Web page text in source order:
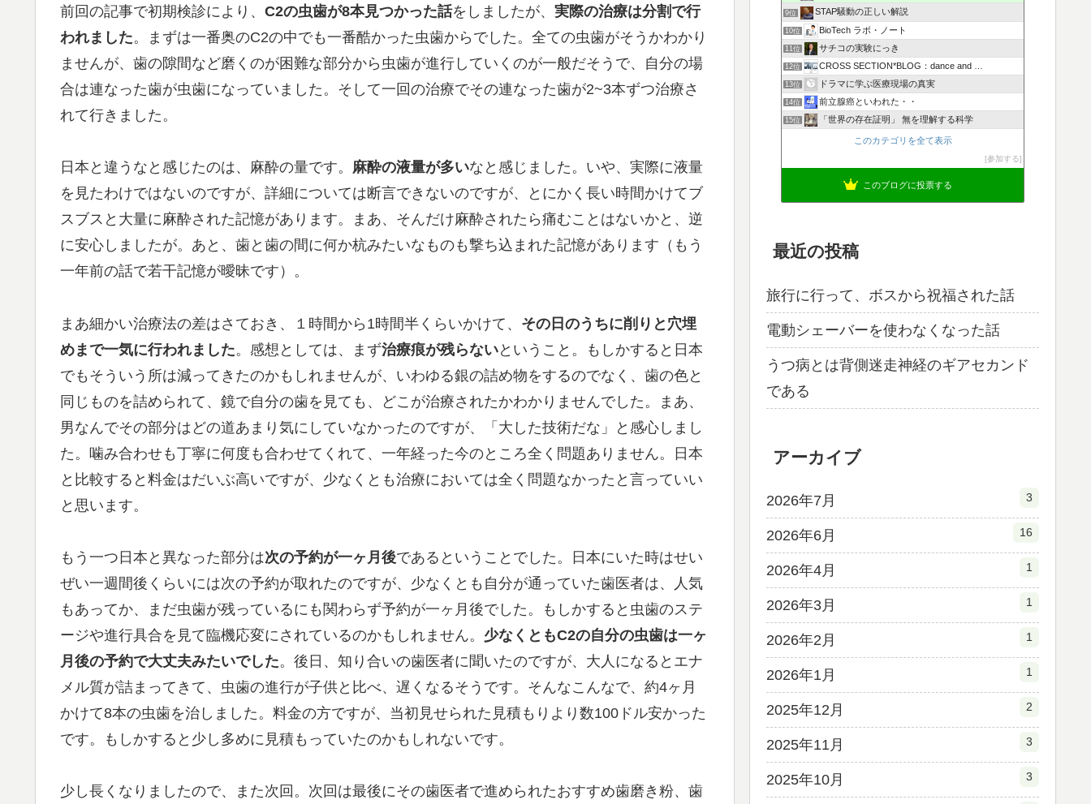
前回の記事で初期検診により、 C2の虫歯が8本見つかった話をしましたが、 実際の治療は分割で行
われました。まずは一番奥のC2の中でも一番酷かった虫歯からでした。全ての虫歯がそうかわかり
ませんが、歯の隙間など磨くのが困難な部分から虫歯が進行していくのが一般だそうで、自分の場
合は連なった歯が虫歯になっていました。そして一回の治療でその連なった歯が2~3本ずつ治療さ
れて行きました。
日本と違うなと感じたのは、麻酔の量です。 麻酔の液量が多いなと感じました。いや、実際に液量
を見たわけではないのですが、詳細については断言できないのですが、とにかく長い時間かけてブ
スブスと大量に麻酔された記憶があります。まあ、そんだけ麻酔されたら痛むことはないかと、逆
に安心しましたが。あと、歯と歯の間に何か杭みたいなものも撃ち込まれた記憶があります（もう
一年前の話で若干記憶が曖昧です）。
まあ細かい治療法の差はさておき、１時間から1時間半くらいかけて、 その日のうちに削りと穴埋
めまで一気に行われました。感想としては、まず治療痕が残らないということ。もしかすると日本
でもそういう所は減ってきたのかもしれませんが、いわゆる銀の詰め物をするのでなく、歯の色と
同じものを詰められて、鏡で自分の歯を見ても、どこが治療されたかわかりませんでした。まあ、
男なんでその部分はどの道あまり気にしていなかったのですが、「大した技術だな」と感心しまし
た。噛み合わせも丁寧に何度も合わせてくれて、一年経った今のところ全く問題ありません。日本
と比較すると料金はだいぶ高いですが、少なくとも治療においては全く問題なかったと言っていい
と思います。
もう一つ日本と異なった部分は次の予約が一ヶ月後であるということでした。日本にいた時はせい
ぜい一週間後くらいには次の予約が取れたのですが、少なくとも自分が通っていた歯医者は、人気
もあってか、まだ虫歯が残っているにも関わらず予約が一ヶ月後でした。もしかすると虫歯のステ
ージや進行具合を見て臨機応変にされているのかもしれません。 少なくともC2の自分の虫歯は一ヶ
月後の予約で大丈夫みたいでした。後日、知り合いの歯医者に聞いたのですが、大人になるとエナ
メル質が詰まってきて、虫歯の進行が子供と比べ、遅くなるそうです。そんなこんなで、約4ヶ月
かけて8本の虫歯を治しました。料金の方ですが、当初見せられた見積もりより数100ドル安かった
です。もしかすると少し多めに見積もっていたのかもしれないです。
少し長くなりましたので、また次回。次回は最後にその歯医者で進められたおすすめ歯磨き粉、歯
9位 STAP騒動の正しい解説
10位 BioTech ラボ・ノート
11位 サチコの実験にっき
12位 CROSS SECTION*BLOG：dance and …
13位 ドラマに学ぶ医療現場の真実
14位 前立腺癌といわれた・・
15位 「世界の存在証明」 無を理解する科学
このカテゴリを全て表示
参加する
このブログに投票する
最近の投稿
旅行に行って、ボスから祝福された話
電動シェーバーを使わなくなった話
うつ病とは背側迷走神経のギアセカンド
である
アーカイブ
2026年7月 3
2026年6月 16
2026年4月 1
2026年3月 1
2026年2月 1
2026年1月 1
2025年12月 2
2025年11月 3
2025年10月 3